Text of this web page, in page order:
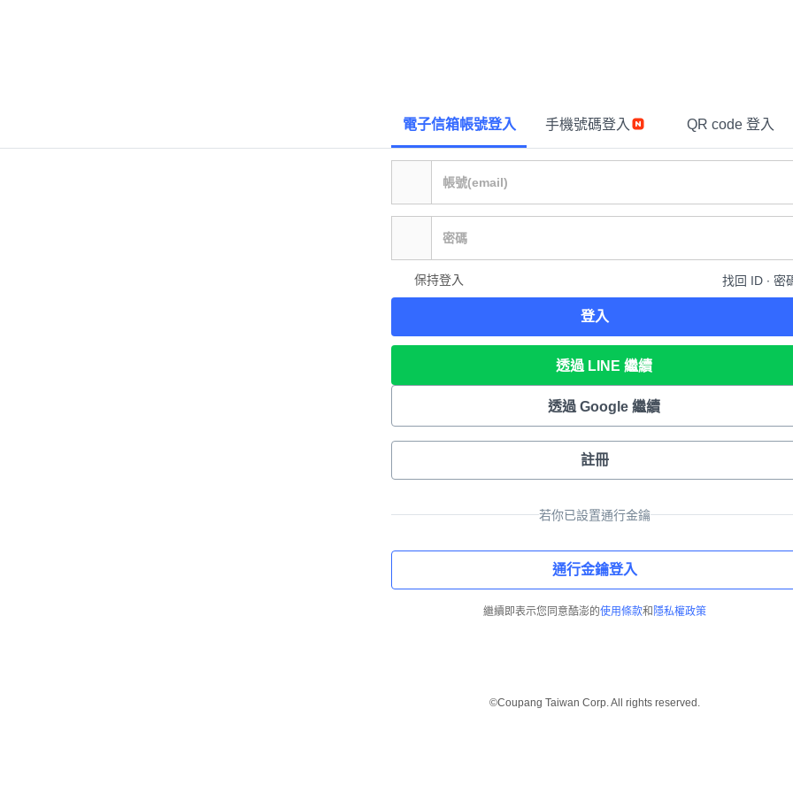
電子信箱帳號登入 手機號碼登入 QR code 登入
保持登入 找回 ID ∙ 密
登入
透過 LINE 繼續
透過 Google 繼續
註冊
若你已設置通行金鑰
通行金鑰登入
繼續即表示您同意酷澎的使用條款和 隱私權政策
©Coupang Taiwan Corp. All rights reserved.